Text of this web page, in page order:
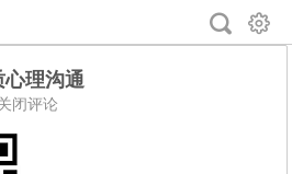
心理沟通
闭评论